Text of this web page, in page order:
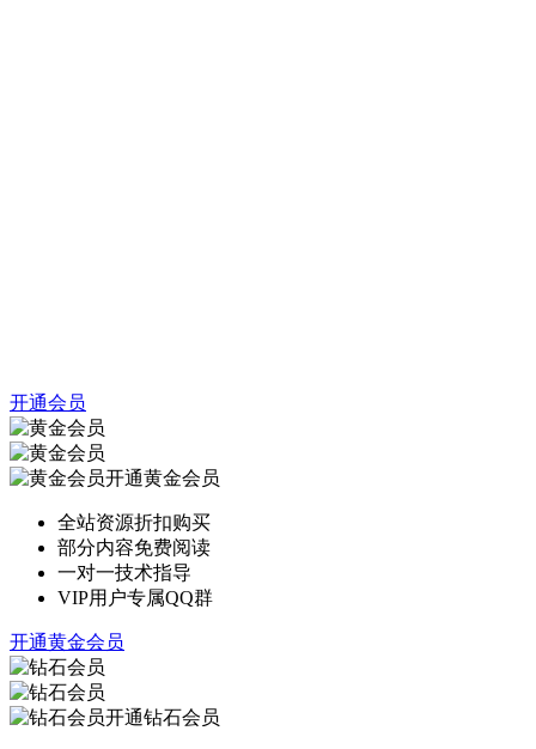
开通会员
开通黄金会员
全站资源折扣购买
部分内容免费阅读
一对一技术指导
VIP用户专属QQ群
开通黄金会员
开通钻石会员